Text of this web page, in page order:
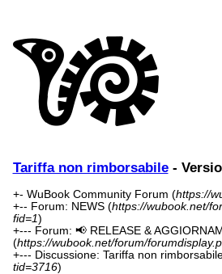
Tariffa non rimborsabile-
+- WuBook Community Forum (https://
+-- Forum: NEWS (https://wubook.net/
fid=1)
+--- Forum: 📢 RELEASE &
(https://wubook.net/forum/
+--- Discussione: Tariffa non
tid=3716)